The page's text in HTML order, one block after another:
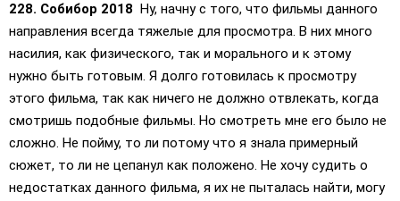
228. Собибор 2018
Ну, начну с того, что фильмы данного
направления всегда тяжелые для просмотра. В них много
насилия, как физического, так и морального и к этому
нужно быть готовым. Я долго готовилась к просмотру
этого фильма, так как ничего не должно отвлекать, когда
смотришь подобные фильмы. Но смотреть мне его было не
сложно. Не пойму, то ли потому что я знала примерный
сюжет, то ли не цепанул как положено. Не хочу судить о
недостатках данного фильма, я их не пыталась найти, могу